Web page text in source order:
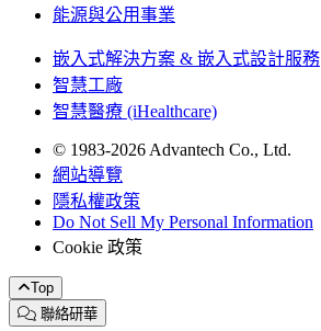
能源與公用事業
嵌入式解決方案 & 嵌入式設計服務
智慧工廠
智慧醫療 (iHealthcare)
© 1983-2026 Advantech Co., Ltd.
網站導覽
隱私權政策
Do Not Sell My Personal Information
Cookie 政策
Top
聯絡研華